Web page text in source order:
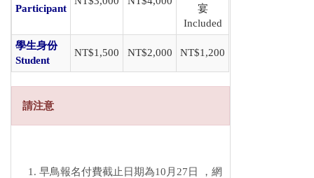
Participant
宴
Included
學生身份
Student
NT$1,500 NT$2,000 NT$1,200
請注意
早鳥報名付費截止日期為10月27日
，網